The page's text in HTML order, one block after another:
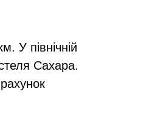
У північній
Сахара.